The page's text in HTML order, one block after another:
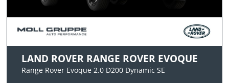
LAND ROVER RANGE ROVER EVOQUE
Range Rover Evoque 2.0 D200 Dynamic SE